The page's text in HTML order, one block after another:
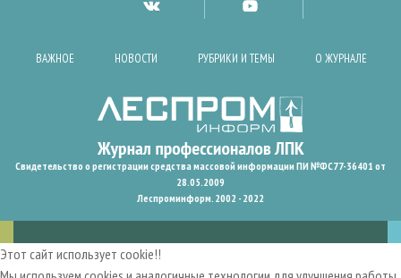
ВАЖНОЕ НОВОСТИ РУБРИКИ И ТЕМЫ О ЖУРНАЛЕ
Свидетельство о регистрации средства массовой информации ПИ №ФС77-36401 от
28.05.2009
Леспроминформ. 2002 - 2022
Этот сайт использует cookie!!